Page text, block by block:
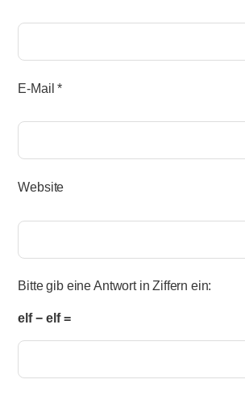
E-Mail*
Website
Bitte gib eine Antwort in Ziffern ein:
elf − elf =